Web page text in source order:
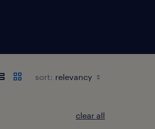
sort:
clear all